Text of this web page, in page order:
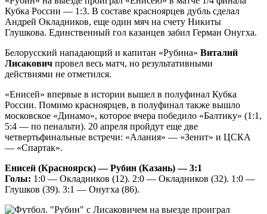
Кубка России — 1:3. В составе красноярцев дубль сделал
Андрей Окладников, еще один мяч на счету Никиты
Глушкова. Единственный гол казанцев забил Герман Онугха.
Белорусский нападающий и капитан «Рубина» Виталий
Лисакович провел весь матч, но результативными
действиями не отметился.
«Енисей» впервые в истории вышел в полуфинал Кубка
России. Помимо красноярцев, в полуфинал также вышло
московское «Динамо», которое вчера победило «Балтику» (1:1,
5:4 — по пенальти). 20 апреля пройдут еще две
четвертьфинальные встречи: «Алания» — «Зенит» и ЦСКА
— «Спартак».
Енисей (Красноярск) — Рубин (Казань) — 3:1
Голы: 1:0 — Окладников (12). 2:0 — Окладников (32). 1:0 —
Глушков (39). 3:1 — Онугха (86).